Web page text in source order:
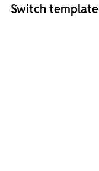
Switch template